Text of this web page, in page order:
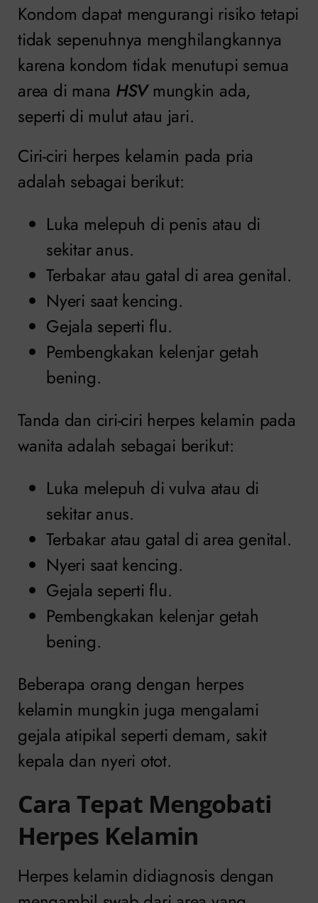
Kondom dapat mengurangi risiko tetapi
tidak sepenuhnya menghilangkannya
karena kondom tidak menutupi semua
area di mana HSVmungkin ada,
seperti di mulut atau jari.
Ciri-ciri herpes kelamin pada pria
adalah sebagai berikut:
Luka melepuh di penis atau di
sekitar anus.
Terbakar atau gatal di area genital.
Nyeri saat kencing.
Gejala seperti flu.
Pembengkakan kelenjar getah
bening.
Tanda dan ciri-ciri herpes kelamin pada
wanita adalah sebagai berikut:
Luka melepuh di vulva atau di
sekitar anus.
Terbakar atau gatal di area genital.
Nyeri saat kencing.
Gejala seperti flu.
Pembengkakan kelenjar getah
bening.
Beberapa orang dengan herpes
kelamin mungkin juga mengalami
gejala atipikal seperti demam, sakit
kepala dan nyeri otot.
Cara Tepat Mengobati
Herpes Kelamin
Herpes kelamin didiagnosis dengan